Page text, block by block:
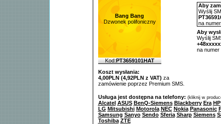
Bang Bang
Dzwonek polifoniczny
Kod:PT3659101HAT
Koszt wysłania:
4,00PLN (4,92PLN z VAT) za
zamówienie poprzez Premium SMS.
Aby
Wyślij
na
Aby
Wyślij
na numer
Usługa jest dostępna na telefony: (kliknij w
Alcatel ASUS BenQ-Siemens Blackberry Era HP
LG Mitsubishi Motorola NEC Nokia Panasonic
Samsung Sanyo Sendo Sferia Sharp Siemens
Toshiba ZTE